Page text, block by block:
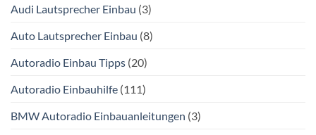
Audi Lautsprecher Einbau (3)
Auto Lautsprecher Einbau (8)
Autoradio Einbau Tipps (20)
Autoradio Einbauhilfe (111)
BMW Autoradio Einbauanleitungen (3)